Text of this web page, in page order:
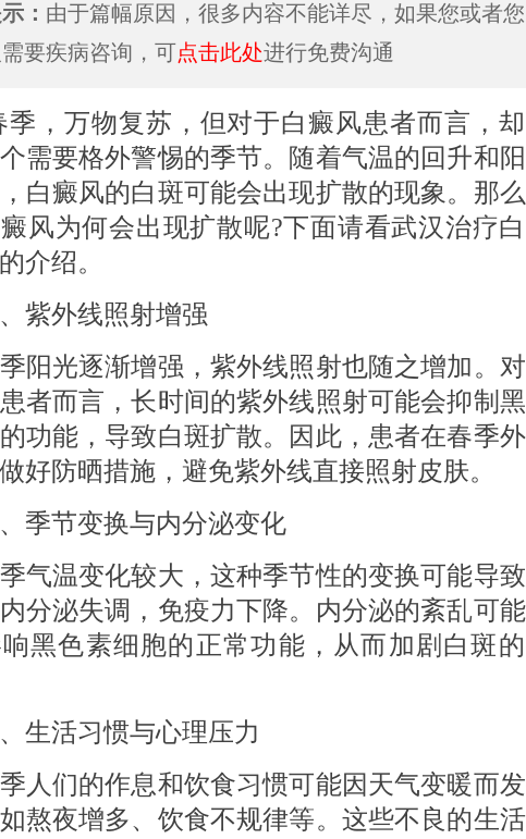
： 由于篇幅原因，很多内容不能详尽，如果您或者您
要疾病咨询，可点击此处进行免费沟通
万物复苏，但对于白癜风患者而言，
需要格外警惕的季节。随着气温的回升和
白癜风的白斑可能会出现扩散的现象。那么
风为何会出现扩散呢?下面请看武汉治疗
介绍。
外线照射增强
光逐渐增强，紫外线照射也随之增加。
者而言，长时间的紫外线照射可能会抑制
功能，导致白斑扩散。因此，患者在春季
好防晒措施，避免紫外线直接照射皮肤。
节变换与内分泌变化
温变化较大，这种季节性的变换可能导
分泌失调，免疫力下降。内分泌的紊乱可
黑色素细胞的正常功能，从而加剧白斑
活习惯与心理压力
们的作息和饮食习惯可能因天气变暖而
熬夜增多、饮食不规律等。这些不良的生